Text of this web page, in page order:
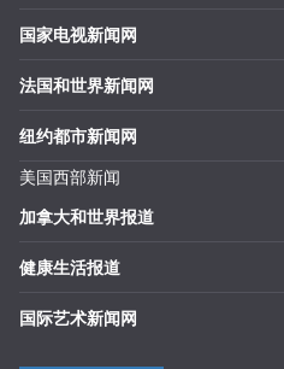
国家电视新闻网
法国和世界新闻网
纽约都市新闻网
美国西部新闻
加拿大和世界报道
健康生活报道
国际艺术新闻网